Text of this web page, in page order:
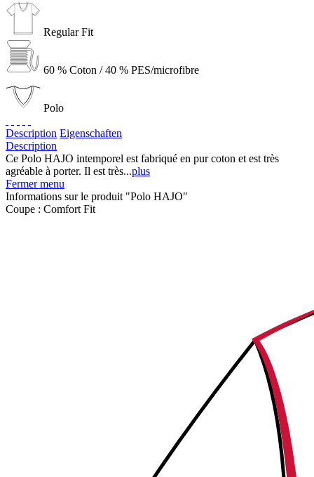
Regular Fit
60 % Coton / 40 % PES/microfibre
Polo
Description Eigenschaften
Description
Ce Polo HAJO intemporel est fabriqué en pur coton et est très
agréable à porter. Il est très...plus
Fermer menu
Informations sur le produit "Polo HAJO"
Coupe : Comfort Fit